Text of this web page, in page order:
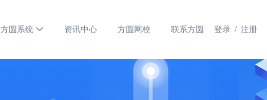
方圆系统 资讯中心 方圆网校 联系方圆 登录 / 注册